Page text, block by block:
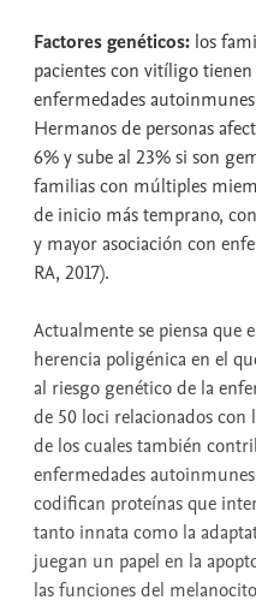
Factores genéticos: los
pacientes con vitíligo
enfermedades
Hermanos de personas
6% y sube al 23% si son
familias con múltiples
de inicio más temprano,
y mayor asociación con
RA, 2017).
Actualmente se piensa
herencia poligénica en el
al riesgo genético de la
de 50 loci relacionados
de los cuales también
enfermedades
codifican proteínas que
tanto innata como la
juegan un papel en la
las funciones del